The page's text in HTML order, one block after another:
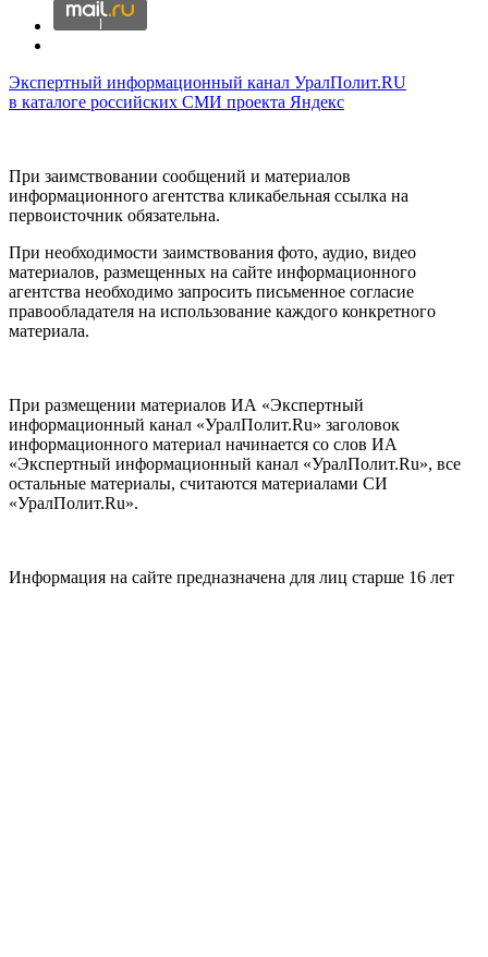
Экспертный информационный канал УралПолит.RU
в каталоге российских СМИ проекта Яндекс
При заимствовании сообщений и материалов
информационного агентства кликабельная ссылка на
первоисточник обязательна.
При необходимости заимствования фото, аудио, видео
материалов, размещенных на сайте информационного
агентства необходимо запросить письменное согласие
правообладателя на использование каждого конкретного
материала.
При размещении материалов ИА «Экспертный
информационный канал «УралПолит.Ru» заголовок
информационного материал начинается со слов ИА
«Экспертный информационный канал «УралПолит.Ru», все
остальные материалы, считаются материалами СИ
«УралПолит.Ru».
Информация на сайте предназначена для лиц старше 16 лет